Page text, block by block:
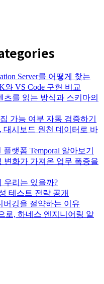
Server를 어떻게 찾는
와 VS Code 구현 비교
를 읽는 방식과 스키마의
가능 여부 자동 검증하기
대시보드 원천 데이터로 바
랫폼 Temporal 알아보기
변화가 가져온 업무 폭증을
우리는 있을까?
테스트 전략 공개
버깅을 절약하는 이유
로, 하네스 엔지니어링 알